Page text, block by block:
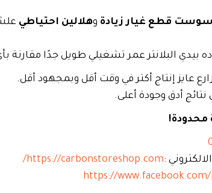
قطع غيار زيادة وهلالين احتياطي
بيدي البلانتر عمر تشغيلي طويل جدًا مقارنة
عايز إنتاج أكتر في وقت أقل وبمجهود أقل.
أدق وجودة أعلى.
محدودة!
:
https://carbonstoreshop.com/
https://